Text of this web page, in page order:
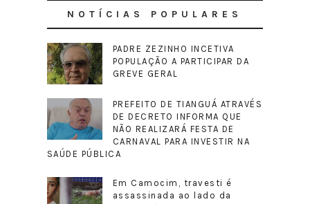
NOTÍCIAS POPULARES
PADRE ZEZINHO INCETIVA
POPULAÇÃO A PARTICIPAR DA
GREVE GERAL
PREFEITO DE TIANGUÁ ATRAVÉS
DE DECRETO INFORMA QUE
NÃO REALIZARÁ FESTA DE
CARNAVAL PARA INVESTIR NA
SAÚDE PÚBLICA
Em Camocim, travesti é
assassinada ao lado da